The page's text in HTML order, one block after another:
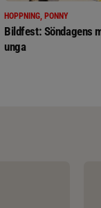
HOPPNING, PONNY
Bildfest: Söndagens
unga